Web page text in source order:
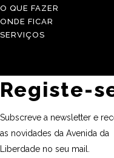
O QUE FAZER
ONDE FICAR
SERVIÇOS
Registe-
Subscreve a newsletter e
as novidades da Avenida da
Liberdade no seu mail.